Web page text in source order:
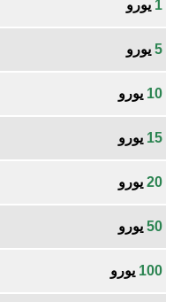
1 يورو
5 يورو
10 يورو
15 يورو
20 يورو
50 يورو
100 يورو